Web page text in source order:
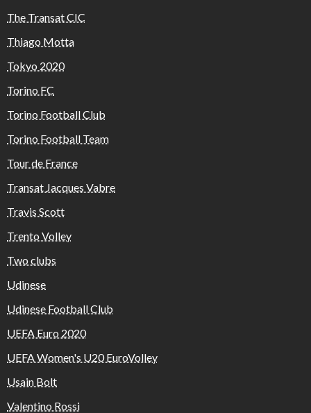
The Transat CIC
Thiago Motta
Tokyo 2020
Torino FC
Torino Football Club
Torino Football Team
Tour de France
Transat Jacques Vabre
Travis Scott
Trento Volley
Two clubs
Udinese
Udinese Football Club
UEFA Euro 2020
UEFA Women's U20 EuroVolley
Usain Bolt
Valentino Rossi